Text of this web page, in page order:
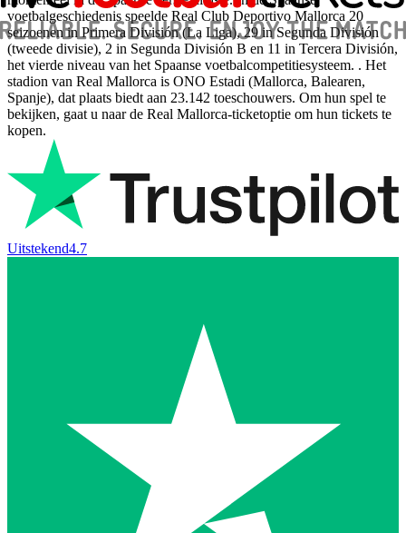
voetbalgeschiedenis speelde Real Club Deportivo Mallorca 20
seizoenen in Primera División (La Liga), 29 in Segunda División
(tweede divisie), 2 in Segunda División B en 11 in Tercera División,
het vierde niveau van het Spaanse voetbalcompetitiesysteem. . Het
stadion van Real Mallorca is ONO Estadi (Mallorca, Balearen,
Spanje), dat plaats biedt aan 23.142 toeschouwers. Om hun spel te
bekijken, gaat u naar de Real Mallorca-ticketoptie om hun tickets te
kopen.
Uitstekend4.7